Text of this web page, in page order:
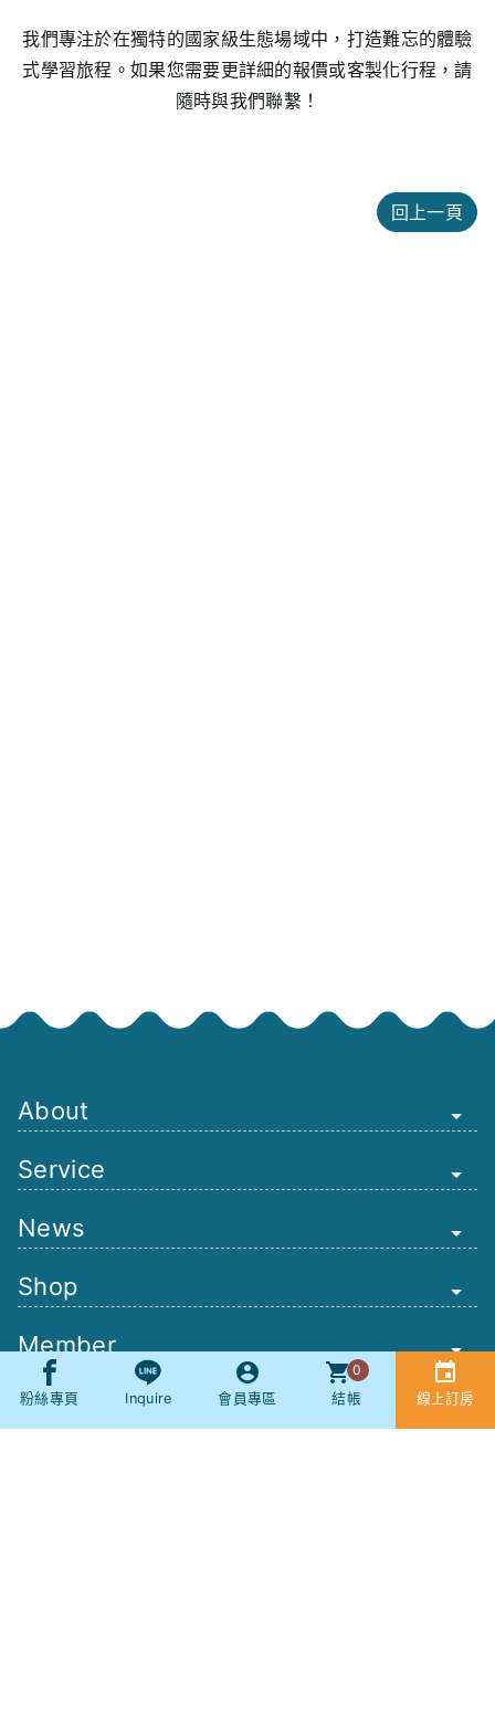
我們專注於在獨特的國家級生態場域中，打造難忘的體驗
式學習旅程。如果您需要更詳細的報價或客製化行程，請
隨時與我們聯繫！
回上一頁
About
Service
News
Shop
Member
Other
粉絲專頁 Inquire 會員專區
0
結帳
線上訂房